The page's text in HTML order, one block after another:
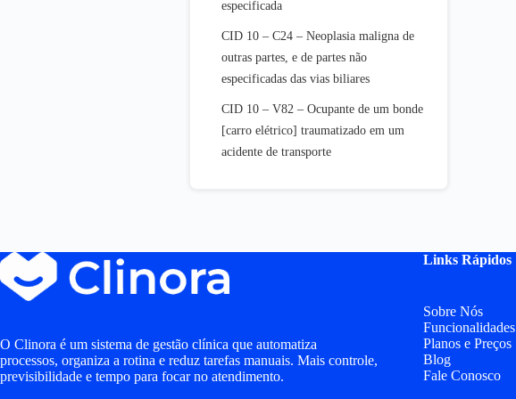
especificada
CID 10 – C24 – Neoplasia maligna de
outras partes, e de partes não
especificadas das vias biliares
CID 10 – V82 – Ocupante de um bonde
[carro elétrico] traumatizado em um
acidente de transporte
O Clinora é um sistema de gestão clínica que automatiza
processos, organiza a rotina e reduz tarefas manuais. Mais controle,
previsibilidade e tempo para focar no atendimento.
Links Rápidos
Sobre Nós
Funcionalidades
Planos e Preços
Blog
Fale Conosco